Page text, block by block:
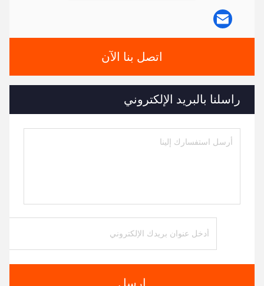
اتصل بنا الآن
راسلنا بالبريد الإلكتروني
ارسل